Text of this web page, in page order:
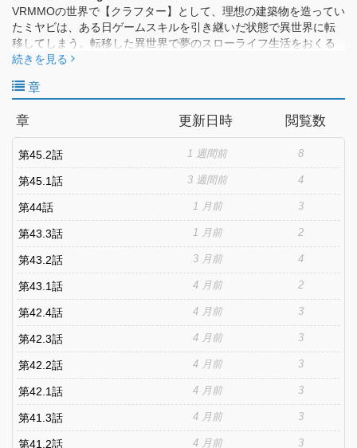
VRMMOの世界で【クラフター】として、理想の建築物を造ってい
たミヤビは、ある日ゲームスキルを引き継いだ状態で異世界に転
移してしまう。転移した異世界で夢のスローライフ生活をおくる
ことを決意し たミヤビは冒険者であるリズとともに、素材採取に
──！？「小説家になろう」発スローライフファンタジー第１弾！!
続きを見る
章
章 更新日時 閲覧数
第45.2話 1 週間前 8
第45.1話 3 週間前 4
第44話 1 月前 3
第43.3話 1 月前 2
第43.2話 3 月前 4
第43.1話 4 月前 2
第42.4話 4 月前 3
第42.3話 4 月前 3
第42.2話 4 月前 3
第42.1話 4 月前 3
第41.3話 4 月前 3
第41.2話 4 月前 3